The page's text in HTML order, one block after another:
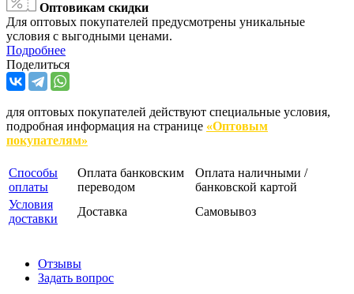
Оптовикам скидки
Для оптовых покупателей предусмотрены уникальные
условия с выгодными ценами.
Подробнее
Поделиться
для оптовых покупателей действуют специальные условия,
подробная информация на странице «Оптовым
покупателям»
Способы
оплаты
Оплата банковским
переводом
Оплата наличными /
банковской картой
Условия
доставки
Доставка Самовывоз
Отзывы
Задать вопрос